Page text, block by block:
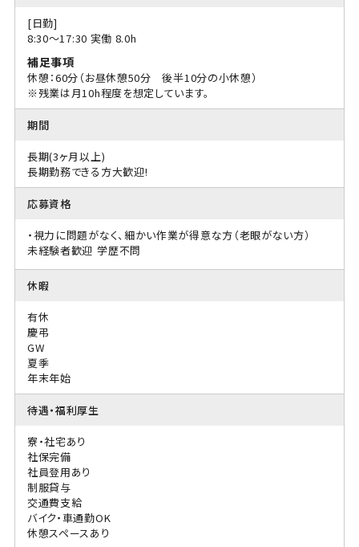
[日勤]
8:30〜17:30 実働 8.0h
補足事項
休憩：60分（お昼休憩50分 後半10分の小休憩）
※残業は月10h程度を想定しています。
期間
長期(3ヶ月以上)
長期勤務できる方大歓迎!
応募資格
・視力に問題がなく、細かい作業が得意な方（老眼がない方）
未経験者歓迎 学歴不問
休暇
有休
慶弔
GW
夏季
年末年始
待遇・福利厚生
寮・社宅あり
社保完備
社員登用あり
制服貸与
交通費支給
バイク・車通勤OK
休憩スペースあり